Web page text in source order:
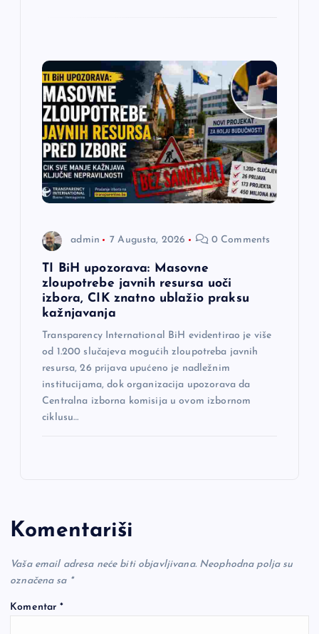
admin 7 Augusta, 2026 0 Comments
TI BiH upozorava: Masovne
zloupotrebe javnih resursa uoči
izbora, CIK znatno ublažio praksu
kažnjavanja
Transparency International BiH evidentirao je više
od 1.200 slučajeva mogućih zloupotreba javnih
resursa, 26 prijava upućeno je nadležnim
institucijama, dok organizacija upozorava da
Centralna izborna komisija u ovom izbornom
ciklusu…
Komentariši
Vaša email adresa neće biti objavljivana. Neophodna polja su
označena sa *
Komentar*